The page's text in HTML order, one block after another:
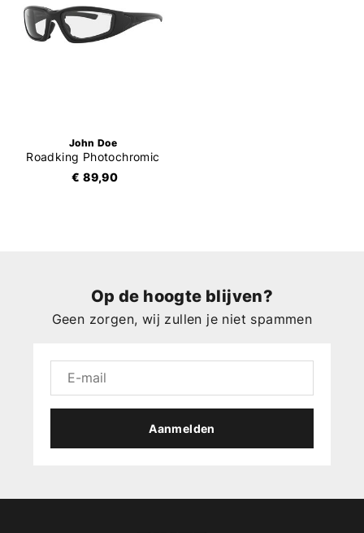
John Doe
Roadking Photochromic
€ 89,90
Op de hoogte blijven?
Geen zorgen, wij zullen je niet spammen
Aanmelden